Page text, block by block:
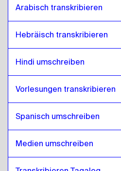
Arabisch transkribieren
Hebräisch transkribieren
Hindi umschreiben
Vorlesungen transkribieren
Spanisch umschreiben
Medien umschreiben